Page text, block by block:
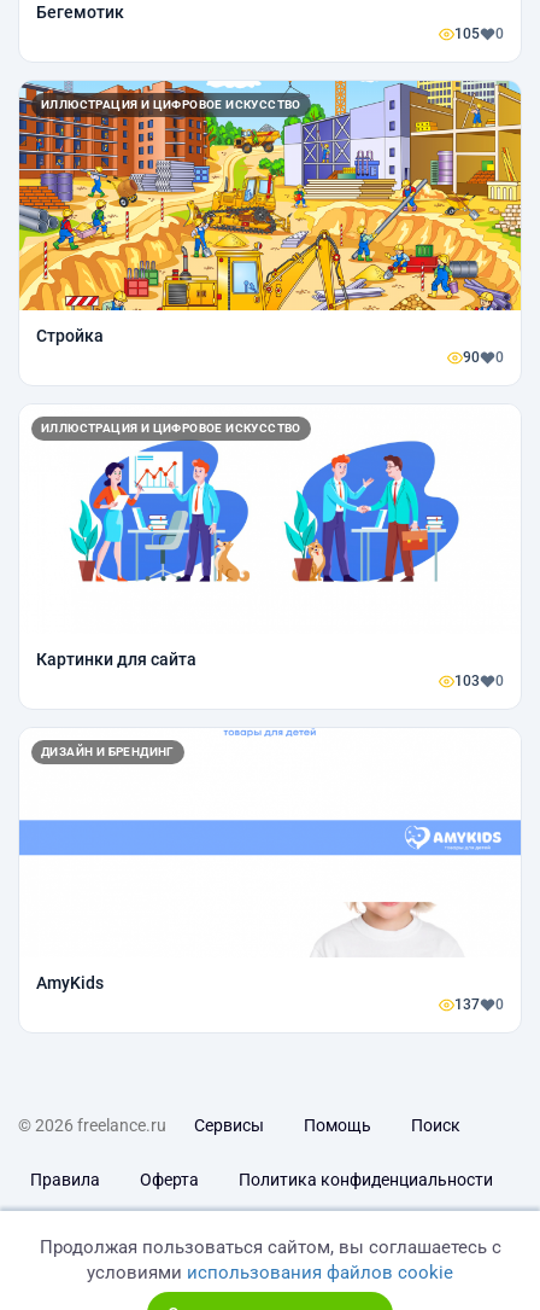
Бегемотик
105 0
ИЛЛЮСТРАЦИЯ И ЦИФРОВОЕ ИСКУССТВО
Стройка
90 0
ИЛЛЮСТРАЦИЯ И ЦИФРОВОЕ ИСКУССТВО
Картинки для сайта
103 0
ДИЗАЙН И БРЕНДИНГ
AmyKids
137 0
© 2026 freelance.ru Сервисы Помощь Поиск
Правила Оферта Политика конфиденциальности
Продолжая пользоваться сайтом, вы соглашаетесь с
условиями использования файлов cookie